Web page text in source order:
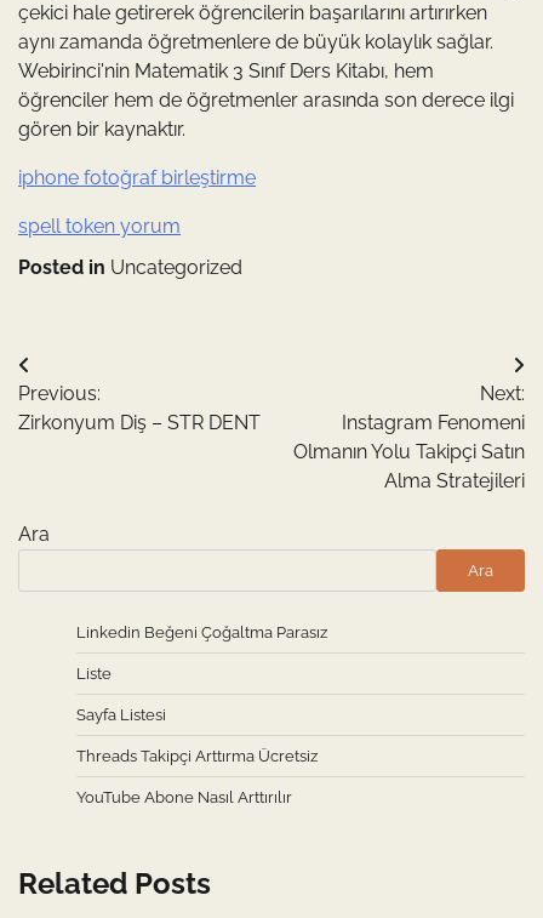
çekici hale getirerek öğrencilerin başarılarını artırırken
aynı zamanda öğretmenlere de büyük kolaylık sağlar.
Webirinci'nin Matematik 3 Sınıf Ders Kitabı, hem
öğrenciler hem de öğretmenler arasında son derece ilgi
gören bir kaynaktır.
iphone fotoğraf birleştirme
spell token yorum
Posted in Uncategorized
Yazı
gezinmesi
Previous:
Zirkonyum Diş – STR DENT
Next:
Instagram Fenomeni
Olmanın Yolu Takipçi Satın
Alma Stratejileri
Ara
Ara
Linkedin Beğeni Çoğaltma Parasız
Liste
Sayfa Listesi
Threads Takipçi Arttırma Ücretsiz
YouTube Abone Nasıl Arttırılır
Related Posts